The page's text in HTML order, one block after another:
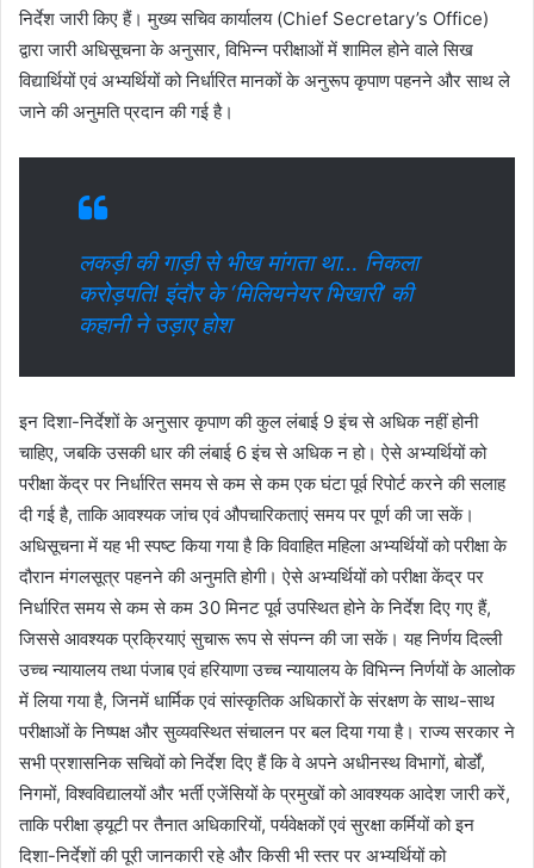
निर्देश जारी किए हैं। मुख्य सचिव कार्यालय (Chief Secretary’s Office)
द्वारा जारी अधिसूचना के अनुसार, विभिन्न परीक्षाओं में शामिल होने वाले सिख
विद्यार्थियों एवं अभ्यर्थियों को निर्धारित मानकों के अनुरूप कृपाण पहनने और साथ ले
जाने की अनुमति प्रदान की गई है।
लकड़ी की गाड़ी से भीख मांगता था… निकला
करोड़पति! इंदौर के ‘मिलियनेयर भिखारी’ की
कहानी ने उड़ाए होश
इन दिशा-निर्देशों के अनुसार कृपाण की कुल लंबाई 9 इंच से अधिक नहीं होनी
चाहिए, जबकि उसकी धार की लंबाई 6 इंच से अधिक न हो। ऐसे अभ्यर्थियों को
परीक्षा केंद्र पर निर्धारित समय से कम से कम एक घंटा पूर्व रिपोर्ट करने की सलाह
दी गई है, ताकि आवश्यक जांच एवं औपचारिकताएं समय पर पूर्ण की जा सकें।
अधिसूचना में यह भी स्पष्ट किया गया है कि विवाहित महिला अभ्यर्थियों को परीक्षा के
दौरान मंगलसूत्र पहनने की अनुमति होगी। ऐसे अभ्यर्थियों को परीक्षा केंद्र पर
निर्धारित समय से कम से कम 30 मिनट पूर्व उपस्थित होने के निर्देश दिए गए हैं,
जिससे आवश्यक प्रक्रियाएं सुचारू रूप से संपन्न की जा सकें। यह निर्णय दिल्ली
उच्च न्यायालय तथा पंजाब एवं हरियाणा उच्च न्यायालय के विभिन्न निर्णयों के आलोक
में लिया गया है, जिनमें धार्मिक एवं सांस्कृतिक अधिकारों के संरक्षण के साथ-साथ
परीक्षाओं के निष्पक्ष और सुव्यवस्थित संचालन पर बल दिया गया है। राज्य सरकार ने
सभी प्रशासनिक सचिवों को निर्देश दिए हैं कि वे अपने अधीनस्थ विभागों, बोर्डों,
निगमों, विश्वविद्यालयों और भर्ती एजेंसियों के प्रमुखों को आवश्यक आदेश जारी करें,
ताकि परीक्षा ड्यूटी पर तैनात अधिकारियों, पर्यवेक्षकों एवं सुरक्षा कर्मियों को इन
दिशा-निर्देशों की पूरी जानकारी रहे और किसी भी स्तर पर अभ्यर्थियों को